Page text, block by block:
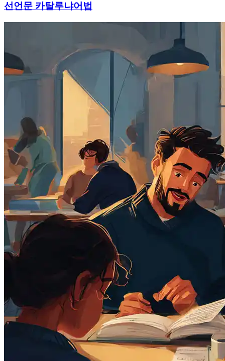
선언문 카탈루냐어법